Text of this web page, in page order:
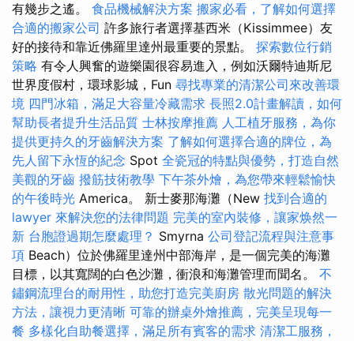
有幾步之遙。 食品機械解決方案 搬家必看，了解如何選擇
合適的搬家公司 許多旅行者選擇基西米（Kissimmee）友
好的接待和靠近佛羅里達州最重要的景點。 探索數位行銷
策略 有令人興奮的遊樂園很容易進入，例如沃爾特迪斯尼
世界度假村，環球影城，Fun 尋找專業的清潔公司來改善環
境 四門冰箱，滿足大容量冷藏需求 長照2.0計畫解讀，如何
幫助長者提升生活品質 士林按摩推薦 人工植牙服務，為你
提供更持久的牙齒解決方案 了解如何選擇合適的牌位，為
先人留下永恆的紀念 Spot 全瓷冠的特點與優勢，打造自然
美觀的牙齒 撥筋技術教學 下午茶外燴，為您帶來輕鬆愉快
的午後時光 America。 新士麥那海灘（New 找到合適的
lawyer 來解決您的法律問題 完美的室內裝修，讓家焕然一
新 台胞證過期怎麼處理？ Smyrna 公司登記流程與注意事
項 Beach）位於佛羅里達州中部海岸，是一個完美的海灘
目標，以其寬闊的白色沙灘，衝浪和海灘管理而聞名。 不
鏽鋼流理台的耐用性，助您打造完美廚房 散光問題的解決
方法，讓視力更清晰 可靠的辦桌外燴推薦，完美呈現每一
餐 多樣化自助餐選擇，滿足所有賓客的需求 清潔工服務，